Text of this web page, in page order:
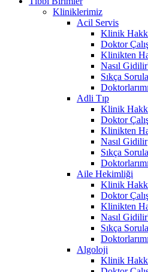
Kliniklerimiz
Acil Servis
Klinik
Doktor
Klinikten
Nasıl
Sıkça
Adli Tıp
Klinik
Doktor
Klinikten
Nasıl Gidilir
Sıkça
Aile Hekimliği
Klinik
Doktor
Klinikten
Nasıl
Sıkça
Algoloji
Klinik